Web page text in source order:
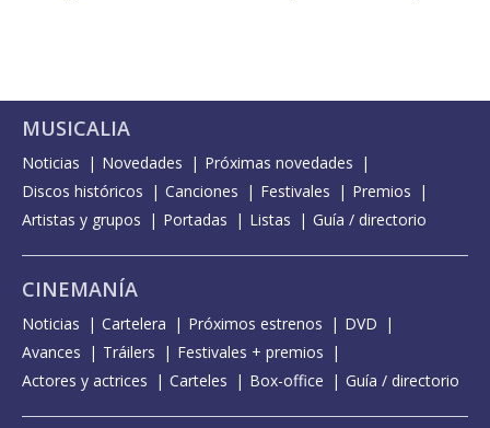
MUSICALIA
Noticias Novedades
Próximas novedades
Discos históricos
Canciones Festivales
Premios
Artistas y grupos
Portadas Listas Guía / directorio
CINEMANÍA
Noticias Cartelera Próximos estrenos
DVD
Avances
Tráilers
Festivales + premios
Actores y actrices
Carteles Box-office Guía / directorio